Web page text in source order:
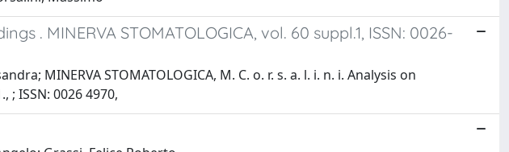
. MINERVA STOMATOLOGICA, vol. 60 suppl.1, ISSN: 0026-
MINERVA STOMATOLOGICA, M. C. o. r. s. a. l. i. n. i. Analysis on
ISSN: 0026 4970,